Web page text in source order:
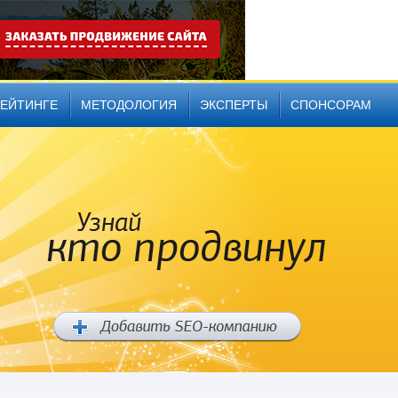
МЕТОДОЛОГИЯ ЭКСПЕРТЫ СПОНСОРАМ